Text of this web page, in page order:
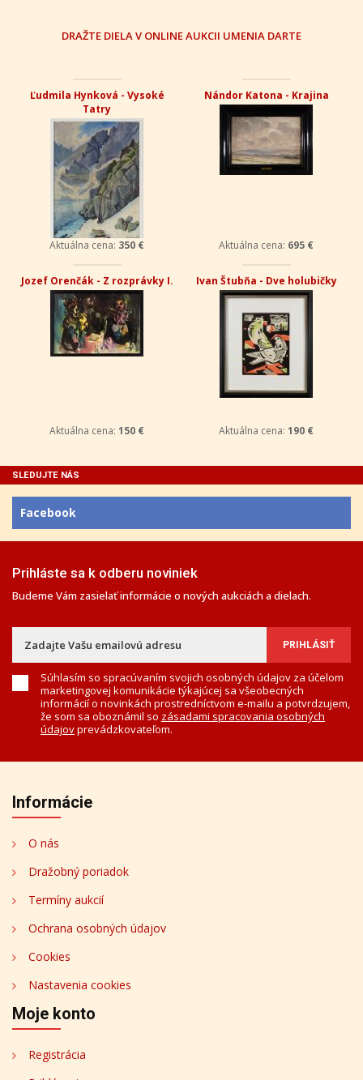
DRAŽTE DIELA V ONLINE AUKCII UMENIA DARTE
Ľudmila Hynková - Vysoké
Tatry
Aktuálna cena: 350 €
Nándor Katona - Krajina
Aktuálna cena: 695 €
Jozef Orenčák - Z rozprávky I.
Aktuálna cena: 150 €
Ivan Štubňa - Dve holubičky
Aktuálna cena: 190 €
SLEDUJTE NÁS
Facebook
Prihláste sa k odberu noviniek
Budeme Vám zasielať informácie o nových aukciách a dielach.
Súhlasím so spracúvaním svojich osobných údajov za účelom
marketingovej komunikácie týkajúcej sa všeobecných
informácií o novinkách prostredníctvom e-mailu a potvrdzujem,
že som sa oboznámil so zásadami spracovania osobných
údajovprevádzkovateľom.
Informácie
O nás
Dražobný poriadok
Termíny aukcií
Ochrana osobných údajov
Cookies
Nastavenia cookies
Moje konto
Registrácia